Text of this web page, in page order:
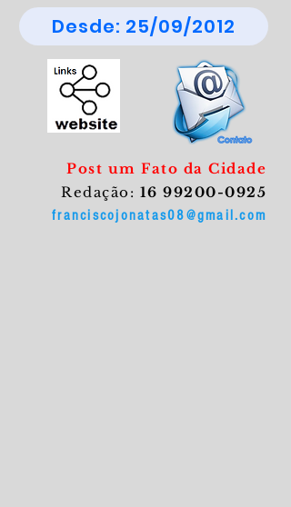
Desde: 25/09/2012
Post um Fato da Cidade
Redação: 16 99200-0925
franciscojonatas08@gmail.com